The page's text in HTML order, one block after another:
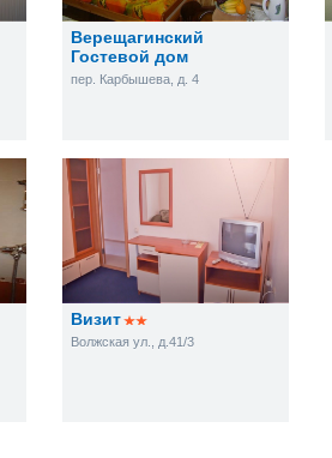
Верещагинский
Гостевой дом
пер. Карбышева, д. 4
Визит
Волжская ул., д.41/3